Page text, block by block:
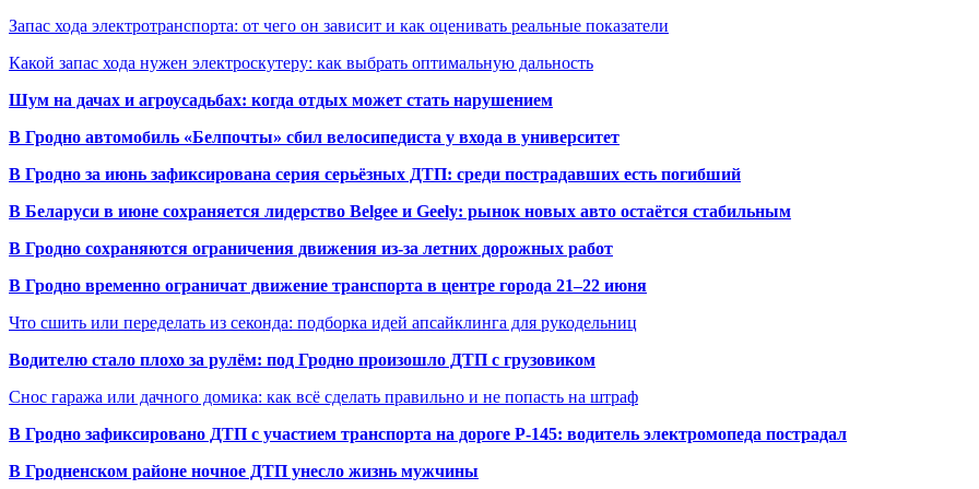
Запас хода электротранспорта: от чего он зависит и как оценивать реальные показатели
Какой запас хода нужен электроскутеру: как выбрать оптимальную дальность
Шум на дачах и агроусадьбах: когда отдых может стать нарушением
В Гродно автомобиль «Белпочты» сбил велосипедиста у входа в университет
В Гродно за июнь зафиксирована серия серьёзных ДТП: среди пострадавших есть погибший
В Беларуси в июне сохраняется лидерство Belgee и Geely: рынок новых авто остаётся стабильным
В Гродно сохраняются ограничения движения из-за летних дорожных работ
В Гродно временно ограничат движение транспорта в центре города 21–22 июня
Что сшить или переделать из секонда: подборка идей апсайклинга для рукодельниц
Водителю стало плохо за рулём: под Гродно произошло ДТП с грузовиком
Снос гаража или дачного домика: как всё сделать правильно и не попасть на штраф
В Гродно зафиксировано ДТП с участием транспорта на дороге Р-145: водитель электромопеда пострадал
В Гродненском районе ночное ДТП унесло жизнь мужчины